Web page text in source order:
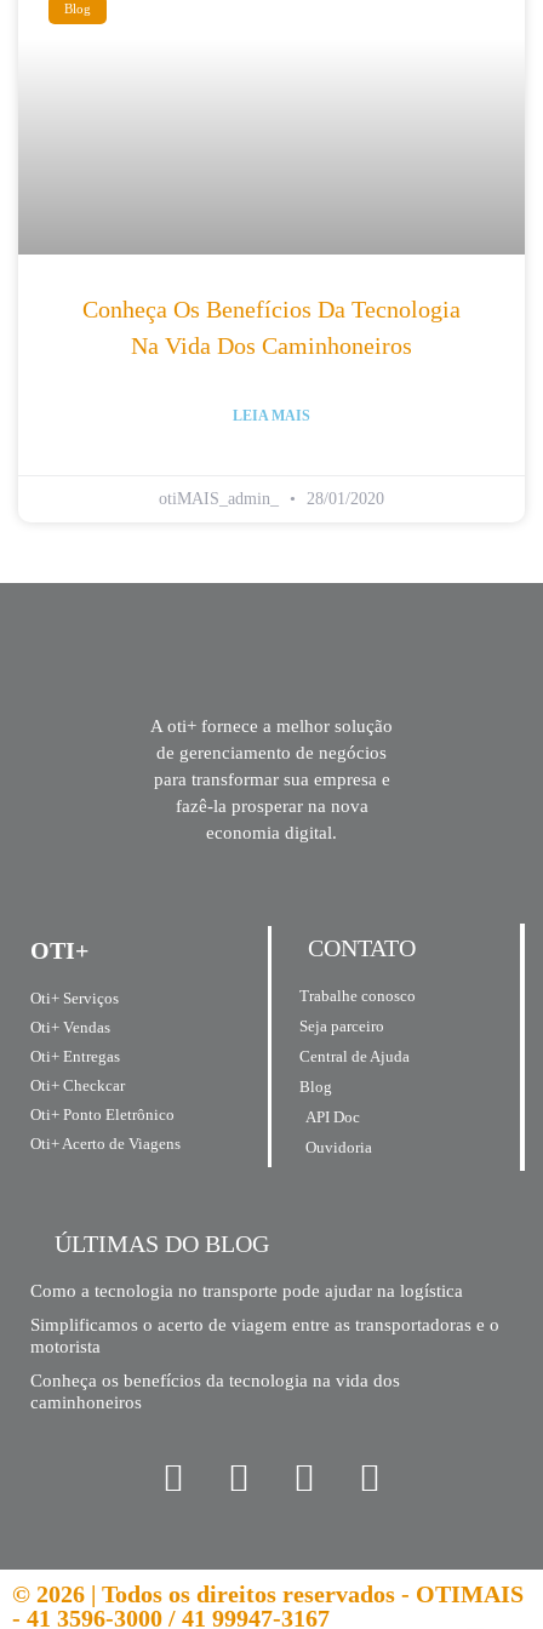
Blog
Conheça Os Benefícios Da Tecnologia
Na Vida Dos Caminhoneiros
LEIA MAIS
otiMAIS_admin_ 28/01/2020
A oti+ fornece a melhor solução
de gerenciamento de negócios
para transformar sua empresa e
fazê-la prosperar na nova
economia digital.
OTI+
Oti+ Serviços
Oti+ Vendas
Oti+ Entregas
Oti+ Checkcar
Oti+ Ponto Eletrônico
Oti+ Acerto de Viagens
CONTATO
Trabalhe conosco
Seja parceiro
Central de Ajuda
Blog
API Doc
Ouvidoria
ÚLTIMAS DO BLOG
Como a tecnologia no transporte pode ajudar na logística
Simplificamos o acerto de viagem entre as transportadoras e o
motorista
Conheça os benefícios da tecnologia na vida dos
caminhoneiros
© 2026 | Todos os direitos reservados - OTIMAIS
- 41 3596-3000 / 41 99947-3167